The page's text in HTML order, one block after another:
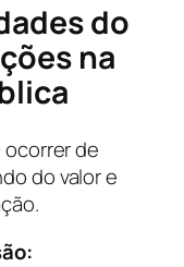
do
na
de
do valor e